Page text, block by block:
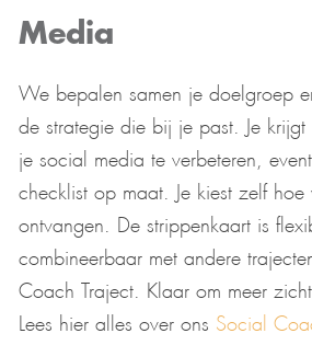
Media
We bepalen samen je doelgroep
de strategie die bij je past. Je krijgt
je social media te verbeteren,
checklist op maat. Je kiest zelf
ontvangen. De strippenkaart is
combineerbaar met andere
Coach Traject. Klaar om meer
Lees hier alles over ons Social